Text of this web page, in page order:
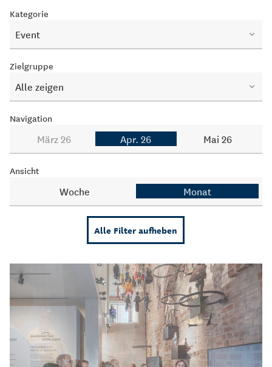
Kategorie
Event
Zielgruppe
Alle zeigen
Navigation
März 26 Apr. 26 Mai 26
Ansicht
Woche Monat
Alle Filter aufheben